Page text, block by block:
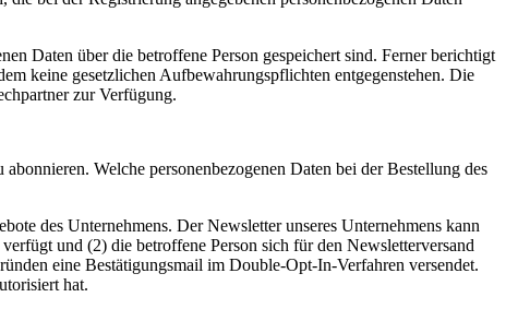
Daten über die betroffene Person gespeichert sind. Ferner berichtigt
keine gesetzlichen Aufbewahrungspflichten entgegenstehen. Die
zur Verfügung.
Welche personenbezogenen Daten bei der Bestellung des
des Unternehmens. Der Newsletter unseres Unternehmens kann
und (2) die betroffene Person sich für den Newsletterversand
eine Bestätigungsmail im Double-Opt-In-Verfahren versendet.
hat.